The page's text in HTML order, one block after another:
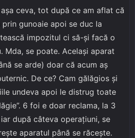
ceva, tot după ce am aflat că
gunoaie apoi se duc la
impozitul ci să-şi facă o
Mda, se poate. Acelaşi aparat
se arde) doar că acum aş
De ce? Cam gălăgios şi
undeva apoi le distrug toate
6 foi e doar reclama, la 3
după câteva operaţiuni, se
aparatul până se răceşte.